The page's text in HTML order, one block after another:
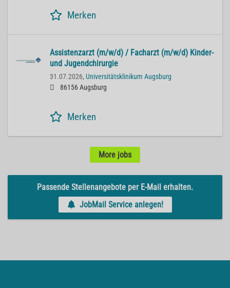
Merken
Assistenzarzt (m/w/d) / Facharzt (m/w/d) Kinder-
und Jugendchirurgie
31.07.2026, Universitätsklinikum Augsburg
86156 Augsburg
Merken
More jobs
Passende Stellenangebote per E-Mail erhalten.
JobMail Service anlegen!